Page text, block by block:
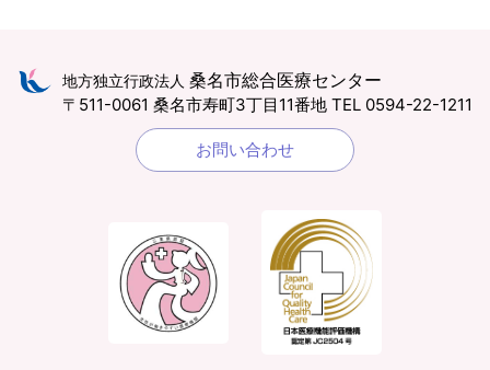
地方独立行政法人 桑名市総合医療センター
〒511-0061 桑名市寿町3丁目11番地 TEL 0594-22-1211
お問い合わせ